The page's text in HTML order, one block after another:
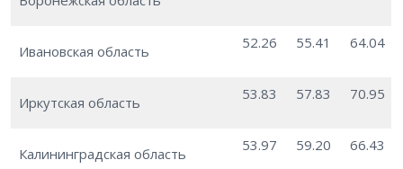
Ивановская область 52.26 55.41 64.04
Иркутская область 53.83 57.83 70.95
Калининградская область 53.97 59.20 66.43